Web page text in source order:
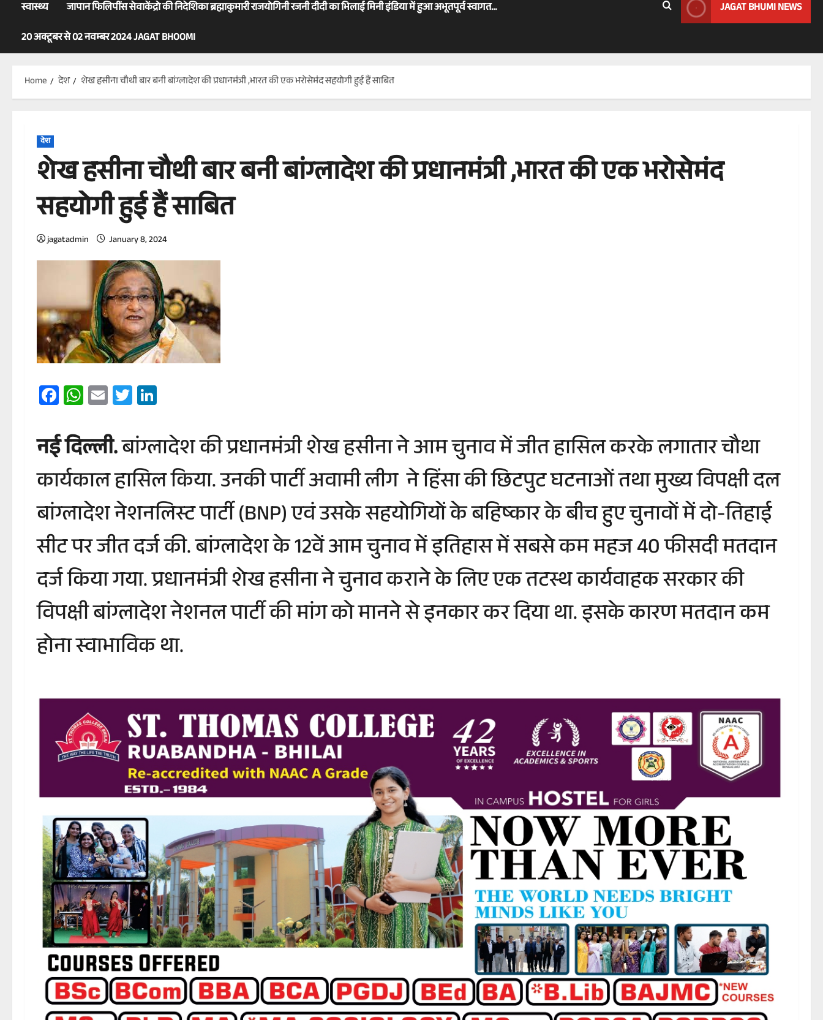
स्वास्थ्य
जापान फिलिपींस सेवाकेंद्रो की निदेशिका ब्रह्माकुमारी राजयोगिनी रजनी दीदी का भिलाई मिनी इंडिया में हुआ अभूतपूर्व स्वागत…
20 अक्टूबर से 02 नवम्बर 2024 JAGAT BHOOMI
JAGAT BHUMI NEWS
Home देश शेख हसीना चौथी बार बनी बांग्लादेश की प्रधानमंत्री ,भारत की एक भरोसेमंद सहयोगी हुई हैं साबित
देश
शेख हसीना चौथी बार बनी बांग्लादेश की प्रधानमंत्री ,भारत की एक भरोसेमंद
सहयोगी हुई हैं साबित
jagatadmin January 8, 2024
Facebook
WhatsApp
EmailTwitter
नई दिल्ली.बांग्लादेश की प्रधानमंत्री शेख हसीना ने आम चुनाव में जीत हासिल करके लगातार चौथा
कार्यकाल हासिल किया. उनकी पार्टी अवामी लीग ने हिंसा की छिटपुट घटनाओं तथा मुख्य विपक्षी दल
बांग्लादेश नेशनलिस्ट पार्टी (BNP) एवं उसके सहयोगियों के बहिष्कार के बीच हुए चुनावों में दो-तिहाई
सीट पर जीत दर्ज की. बांग्लादेश के 12वें आम चुनाव में इतिहास में सबसे कम महज 40 फीसदी मतदान
दर्ज किया गया. प्रधानमंत्री शेख हसीना ने चुनाव कराने के लिए एक तटस्थ कार्यवाहक सरकार की
विपक्षी बांग्लादेश नेशनल पार्टी की मांग को मानने से इनकार कर दिया था. इसके कारण मतदान कम
होना स्वाभाविक था.